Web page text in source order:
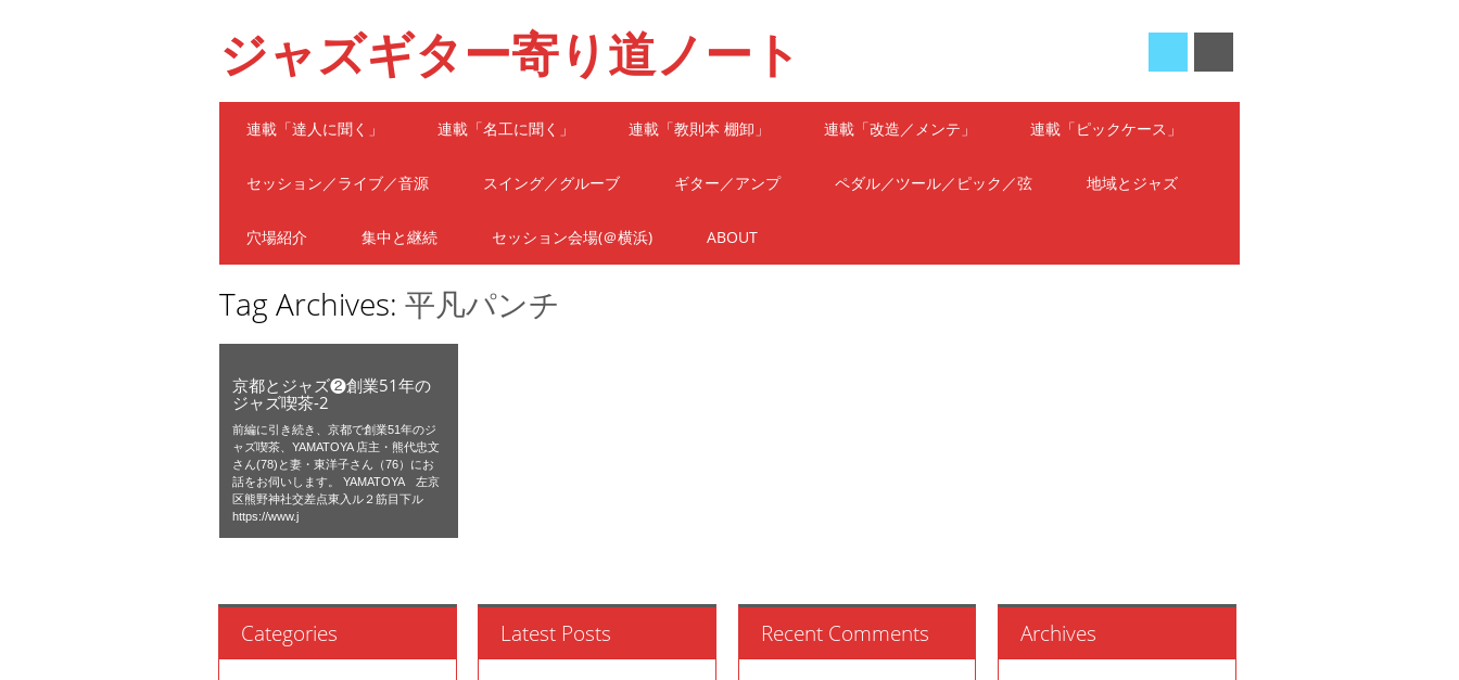
ジャズギター寄り道ノート
Main menu
連載「達人に聞く」 連載「名工に聞く」 連載「教則本 棚卸」 連載「改造／メンテ」 連載「ピックケース」
セッション／ライブ／音源 スイング／グルーブ ギター／アンプ ペダル／ツール／ピック／弦 地域とジャズ
穴場紹介 集中と継続 セッション会場(＠横浜) ABOUT
Tag Archives:平凡パンチ
京都とジャズ❷創業51年の
ジャズ喫茶-2
前編に引き続き、京都で創業51年のジ
ャズ喫茶、YAMATOYA 店主・熊代忠文
さん(78)と妻・東洋子さん（76）にお
話をお伺いします。 YAMATOYA 左京
区熊野神社交差点東入ル２筋目下ル
https://www.j
Categories Latest Posts Recent Comments Archives